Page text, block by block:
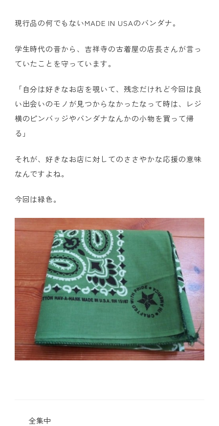
現行品の何でもないMADE IN USAのバンダナ。
学生時代の昔から、吉祥寺の古着屋の店長さんが言っ
ていたことを守っています。
「自分は好きなお店を覗いて、残念だけれど今回は良
い出会いのモノが見つからなかったなって時は、レジ
横のピンバッジやバンダナなんかの小物を買って帰
る」
それが、好きなお店に対してのささやかな応援の意味
なんですよね。
今回は緑色。
全集中